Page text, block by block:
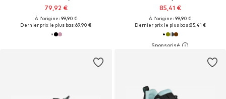
79,92 €
À l'origine : 99,90 €
Dernier prix le plus bas :69,90 €
85,41 €
À l'origine : 99,90 €
Dernier prix le plus bas :85,41 €